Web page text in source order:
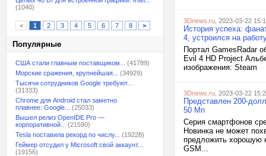
(1040)
< 1 2 3 4 5 6 7 8 >
Популярные
США стали главным поставщиком...
(41789)
Морские сражения, крупнейшая...
(34929)
Тысячи сотрудников Google требуют...
(31333)
Chrome для Android стал заметно
плавнее: Google...
(25033)
Вышел релиз OpenIDE Pro —
корпоративной...
(21590)
Tesla поставила рекорд по числу...
(19228)
Геймер отсудил у Microsoft свой аккаунт...
(19156)
3Dnews.ru , 2023-03-22
История успеха:
4, устроился на
Портал GamesRadar
Evil 4 HD Project
изображения: Steam
3Dnews.ru , 2023-03-22
Представлен 200-
50 Мп
Серия смартфонов
Новинка не может
предложить хорошую
GSM...